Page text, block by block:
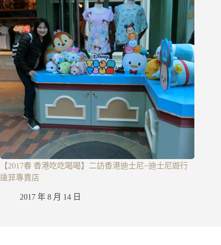
【2017春 香港吃吃喝喝】二訪香港迪士尼~迪士尼遊行
達菲專賣店
2017 年 8 月 14 日